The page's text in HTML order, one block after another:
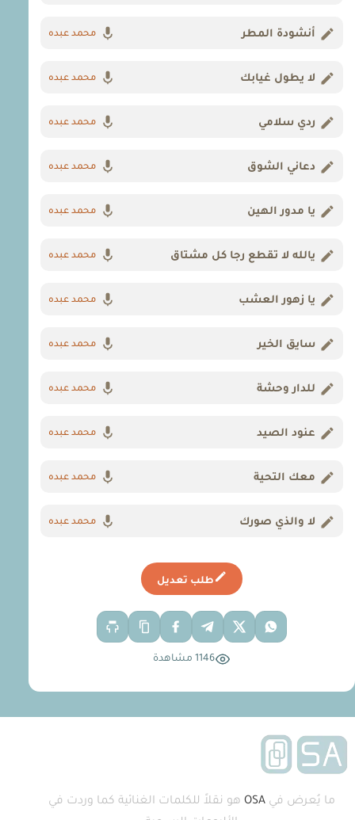
أنشودة المطر محمد عبده
لا يطول غيابك محمد عبده
ردي سلامي محمد عبده
دعاني الشوق محمد عبده
يا مدور الهين محمد عبده
يالله لا تقطع رجا كل مشتاق محمد عبده
يا زهور العشب محمد عبده
سايق الخير محمد عبده
للدار وحشة محمد عبده
عنود الصيد محمد عبده
معك التحية محمد عبده
لا والذي صورك محمد عبده
طلب تعديل
1146 مشاهدة
ما يُعرض فيOSA هو نقلاً للكلمات الغنائية كما وردت في